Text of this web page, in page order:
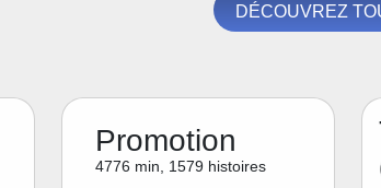
DÉCOUVREZ
Promotion
4776 min, 1579 histoires